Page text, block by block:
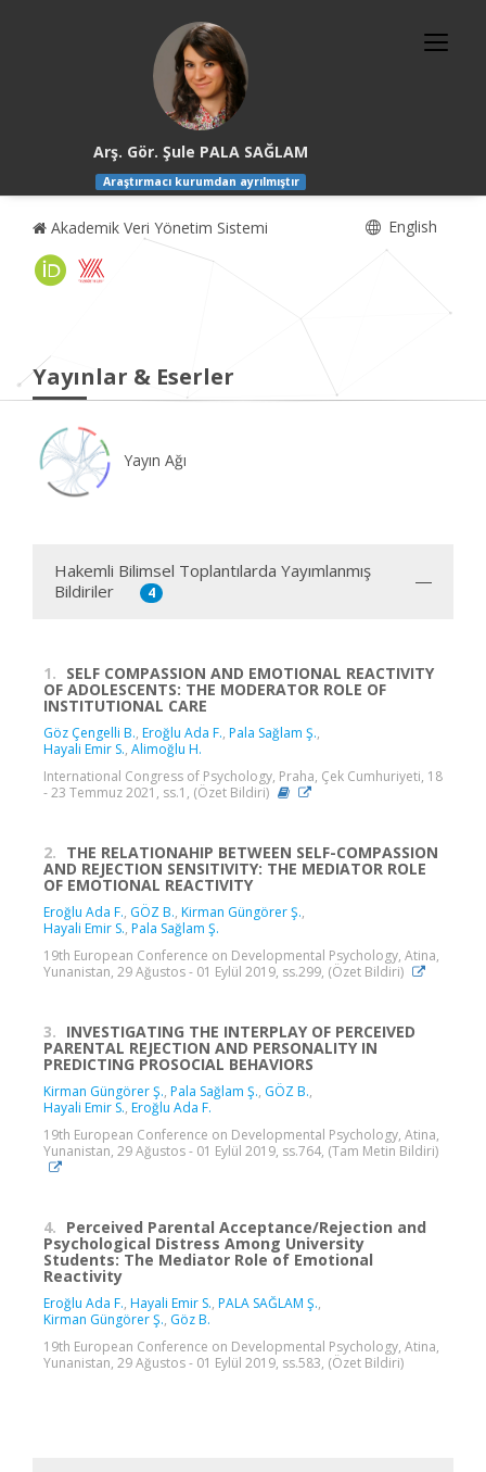
Arş. Gör. Şule PALA SAĞLAM
Araştırmacı kurumdan ayrılmıştır
Akademik Veri Yönetim Sistemi English
Yayınlar & Eserler
Yayın Ağı
Hakemli Bilimsel Toplantılarda Yayımlanmış
Bildiriler
4
1. SELF COMPASSION AND EMOTIONAL REACTIVITY
OF ADOLESCENTS: THE MODERATOR ROLE OF
INSTITUTIONAL CARE
Göz Çengelli B., Eroğlu Ada F., Pala Sağlam Ş.,
Hayali Emir S., Alimoğlu H.
International Congress of Psychology, Praha, Çek Cumhuriyeti, 18
- 23 Temmuz 2021, ss.1, (Özet Bildiri)
2. THE RELATIONAHIP BETWEEN SELF-COMPASSION
AND REJECTION SENSITIVITY: THE MEDIATOR ROLE
OF EMOTIONAL REACTIVITY
Eroğlu Ada F., GÖZ B., Kirman Güngörer Ş.,
Hayali Emir S., Pala Sağlam Ş.
19th European Conference on Developmental Psychology, Atina,
Yunanistan, 29 Ağustos - 01 Eylül 2019, ss.299, (Özet Bildiri)
3. INVESTIGATING THE INTERPLAY OF PERCEIVED
PARENTAL REJECTION AND PERSONALITY IN
PREDICTING PROSOCIAL BEHAVIORS
Kirman Güngörer Ş., Pala Sağlam Ş., GÖZ B.,
Hayali Emir S., Eroğlu Ada F.
19th European Conference on Developmental Psychology, Atina,
Yunanistan, 29 Ağustos - 01 Eylül 2019, ss.764, (Tam Metin Bildiri)
4. Perceived Parental Acceptance/Rejection and
Psychological Distress Among University
Students: The Mediator Role of Emotional
Reactivity
Eroğlu Ada F., Hayali Emir S., PALA SAĞLAM Ş.,
Kirman Güngörer Ş., Göz B.
19th European Conference on Developmental Psychology, Atina,
Yunanistan, 29 Ağustos - 01 Eylül 2019, ss.583, (Özet Bildiri)